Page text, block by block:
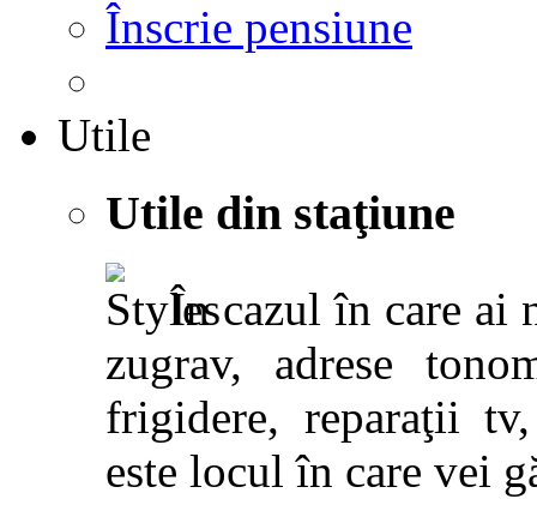
Înscrie pensiune
Utile
Utile din staţiune
În cazul în care ai
zugrav, adrese
frigidere, reparaţii
este locul în care vei